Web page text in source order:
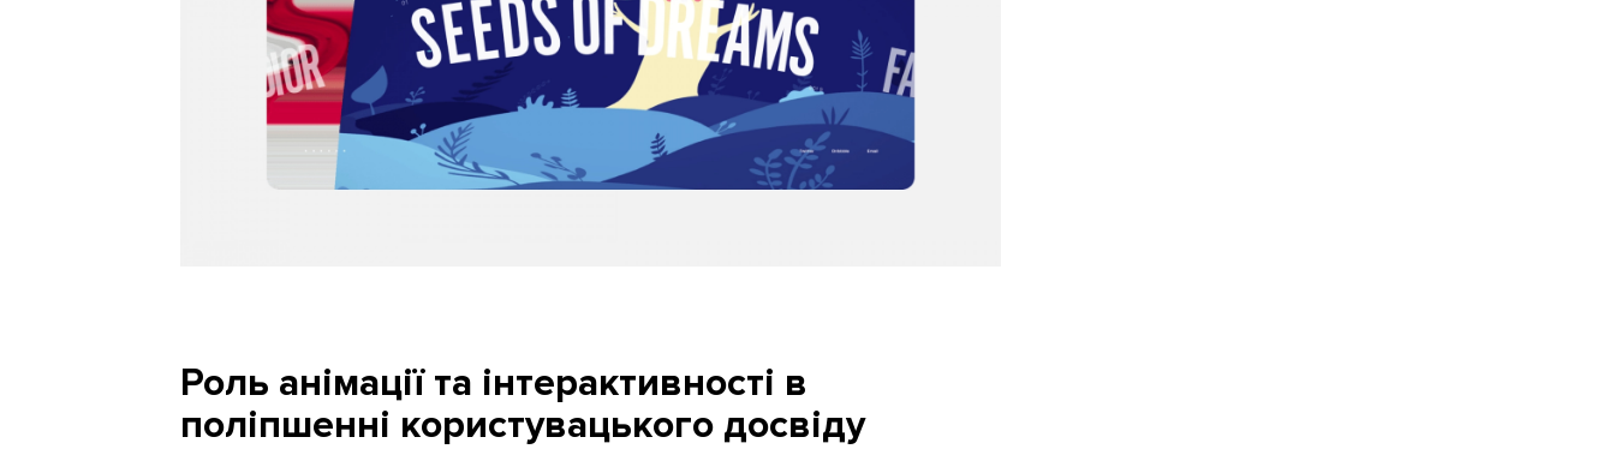
Роль анімації та інтерактивності в
поліпшенні користувацького досвіду